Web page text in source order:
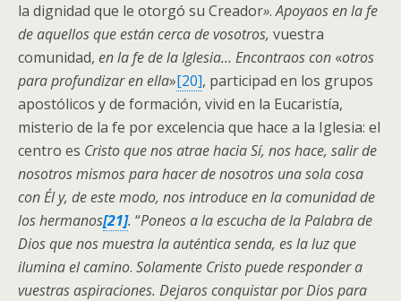
la dignidad que le otorgó su Creador».Apoyaos en la fe
de aquellos que están cerca de vosotros, vuestra
comunidad, en la fe de la Iglesia… Encontraos con «otros
para profundizar en ella»[20], participad en los grupos
apostólicos y de formación, vivid en la Eucaristía,
misterio de la fe por excelencia que hace a la Iglesia: el
centro es Cristo que nos atrae hacia Sí, nos hace, salir de
nosotros mismos para hacer de nosotros una sola cosa
con Él y, de este modo, nos introduce en la comunidad de
los hermanos[21]. “Poneos a la escucha de la Palabra de
Diosque nos muestra la auténtica senda, es la luz que
ilumina el camino. Solamente Cristo puede responder a
vuestras aspiraciones. Dejaros conquistar por Dios para